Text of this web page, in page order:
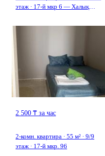
этаж · 17-й мкр 6 — Халық
2 500 ₸ за час
2-комн. квартира · 55 м² · 9/9
этаж · 17-й мкр. 96